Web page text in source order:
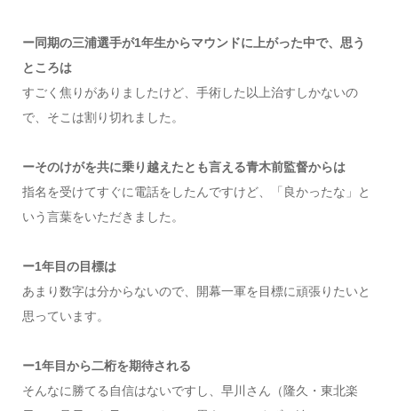
ー同期の三浦選手が1年生からマウンドに上がった中で、思う
ところは
すごく焦りがありましたけど、手術した以上治すしかないの
で、そこは割り切れました。
ーそのけがを共に乗り越えたとも言える青木前監督からは
指名を受けてすぐに電話をしたんですけど、「良かったな」と
いう言葉をいただきました。
ー1年目の目標は
あまり数字は分からないので、開幕一軍を目標に頑張りたいと
思っています。
ー1年目から二桁を期待される
そんなに勝てる自信はないですし、早川さん（隆久・東北楽